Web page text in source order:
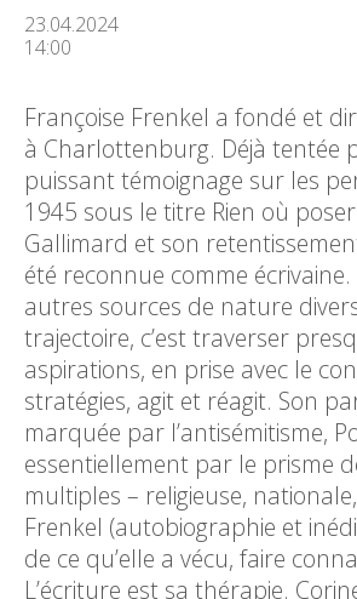
23.04.2024
14:00
Françoise Frenkel a fondé et
à Charlottenburg. Déjà tentée
puissant témoignage sur les
1945 sous le titre Rien où
Gallimard et son
été reconnue comme
autres sources de nature
trajectoire, c’est traverser
aspirations, en prise avec le
stratégies, agit et réagit. Son
marquée par l’antisémitisme,
essentiellement par le prisme
multiples – religieuse,
Frenkel (autobiographie et
de ce qu’elle a vécu, faire
L’écriture est sa thérapie.